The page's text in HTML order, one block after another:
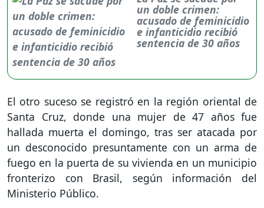
un doble crimen:
acusado de feminicidio
e infanticidio recibió
sentencia de 30 años
El otro suceso se registró en la región oriental de
Santa Cruz, donde una mujer de 47 años fue
hallada muerta el domingo, tras ser atacada por
un desconocido presuntamente con un arma de
fuego en la puerta de su vivienda en un municipio
fronterizo con Brasil, según información del
Ministerio Público.